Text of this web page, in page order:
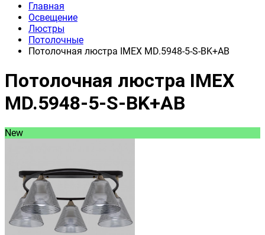
Главная
Освещение
Люстры
Потолочные
Потолочная люстра IMEX MD.5948-5-S-BK+AB
Потолочная люстра IMEX
MD.5948-5-S-BK+AB
New